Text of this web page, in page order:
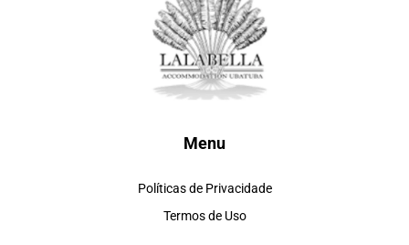
Menu
Políticas de Privacidade
Termos de Uso